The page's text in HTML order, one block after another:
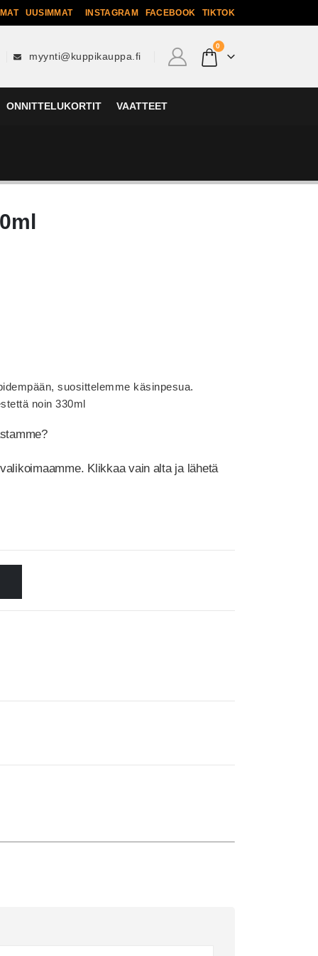
UUSIMMAT INSTAGRAM FACEBOOK TIKTOK
myynti@kuppikauppa.fi
0
ONNITTELUKORTIT VAATTEET
suosittelemme käsinpesua.
noin 330ml
Klikkaa vain alta ja lähetä